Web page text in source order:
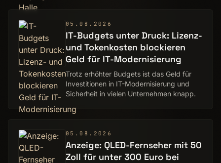
05.08.2026
IT-Budgets unter Druck: Lizenz-
und Tokenkosten blockieren
Geld für IT-Modernisierung
Trotz erhöhter Budgets ist das Geld für
Investitionen in IT-Modernisierung und
Sicherheit in vielen Unternehmen knapp.
05.08.2026
Anzeige: QLED-Fernseher mit 50
Zoll für unter 300 Euro bei